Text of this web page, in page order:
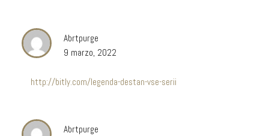
Abrtpurge
9 marzo, 2022
http://bitly.com/legenda-destan-vse-serii
Abrtpurge